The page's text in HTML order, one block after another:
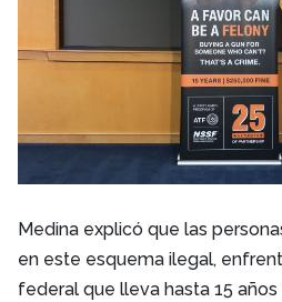
Medina explicó que las
en este esquema ilegal,
federal que lleva hasta 15